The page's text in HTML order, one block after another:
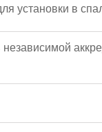
установки в